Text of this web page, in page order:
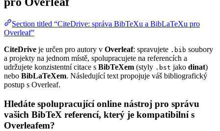
Section titled “CiteDrive: správa BibTeXu a BibLaTeXu pro
Overleaf”
CiteDrive je určen pro autory v Overleaf: spravujete .bib soubory
a projekty na jednom místě, spolupracujete na referencích a
udržujete konzistentní citace s BibTeXem (styly .bst jako dinat)
nebo BibLaTeXem. Následující text propojuje váš bibliografický
postup s Overleaf.
Hledáte spolupracující online nástroj pro správu
vašich BibTeX referencí, který je kompatibilní s
Overleafem?